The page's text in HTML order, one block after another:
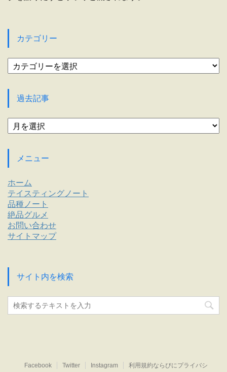
カテゴリー
テ
過去記事
過
去
メニュー
ホーム
テイスティングノート
品種ノート
絶品グルメ
お問い合わせ
サイトマップ
サイト内を検索
Facebook Twitter Instagram
利用規約ならびにプライバシ